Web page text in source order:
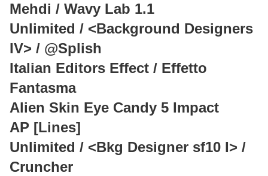
Mehdi / Wavy Lab 1.1
Unlimited / <Background Designers
IV> / @Splish
Italian Editors Effect / Effetto
Fantasma
Alien Skin Eye Candy 5 Impact
AP [Lines]
Unlimited / <Bkg Designer sf10 I> /
Cruncher